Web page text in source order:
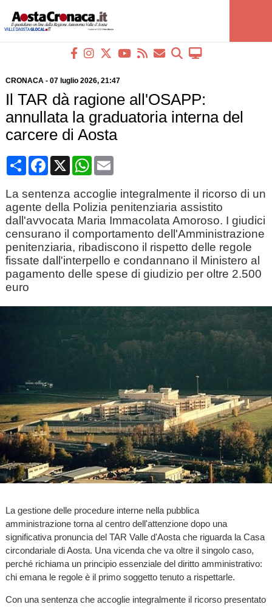
CRONACA- 07 luglio 2026, 21:47
Il TAR dà ragione all'OSAPP:
annullata la graduatoria interna del
carcere di Aosta
CondividiFacebook
X WhatsApp
Email
La sentenza accoglie integralmente il ricorso di un
agente della Polizia penitenziaria assistito
dall'avvocata Maria Immacolata Amoroso. I giudici
censurano il comportamento dell'Amministrazione
penitenziaria, ribadiscono il rispetto delle regole
fissate dall'interpello e condannano il Ministero al
pagamento delle spese di giudizio per oltre 2.500
euro
La gestione delle procedure interne nella pubblica
amministrazione torna al centro dell'attenzione dopo una
significativa pronuncia del TAR Valle d'Aosta che riguarda la Casa
circondariale di Aosta. Una vicenda che va oltre il singolo caso,
perché richiama un principio essenziale del diritto amministrativo:
chi emana le regole è il primo soggetto tenuto a rispettarle.
Con una sentenza che accoglie integralmente il ricorso presentato